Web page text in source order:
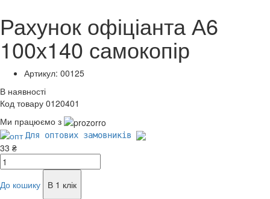
Рахунок офіціанта А6
100х140 самокопір
Артикул: 00125
В наявності
Код товару 0120401
Ми працюємо з
Для оптових замовників
33 ₴
До кошику
В 1 клік